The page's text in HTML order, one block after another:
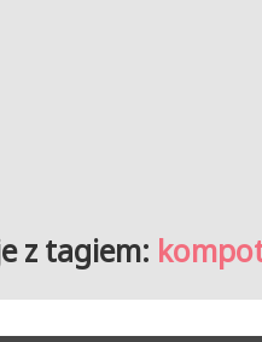
z tagiem: